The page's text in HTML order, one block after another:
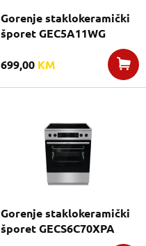
Gorenje staklokeramički
šporet GEC5A11WG
699,00 KM
Gorenje staklokeramički
šporet GECS6C70XPA